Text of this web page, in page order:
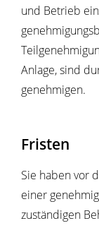
und Betrieb
Anlage, sind
genehmigen.
Fristen
Sie haben vor
einer
zuständigen